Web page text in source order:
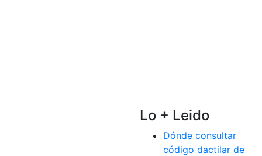
Lo + Leido
Dónde consultar
código dactilar de